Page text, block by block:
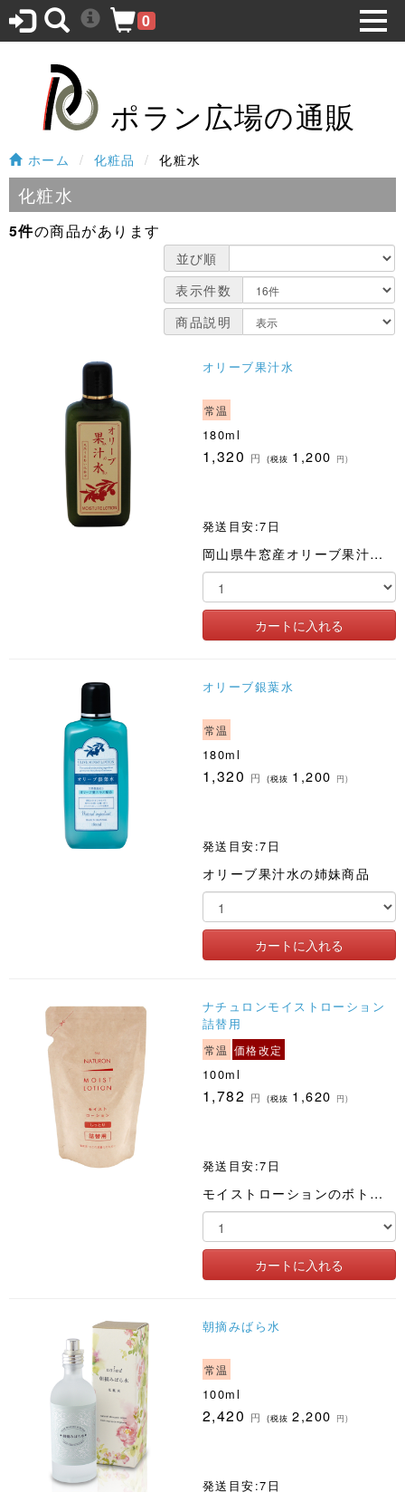
ポラン広場の通販
0
ホーム 化粧品 化粧水
化粧水
5件の商品があります
並び順
表示件数
商品説明
オリーブ果汁水
常温
180ml
1,320 円 (税抜 1,200 円)
発送目安:7日
岡山県牛窓産オリーブ果汁を配合した化粧水
オリーブ銀葉水
常温
180ml
1,320 円 (税抜 1,200 円)
発送目安:7日
オリーブ果汁水の姉妹商品
ナチュロンモイストローション
詰替用
常温 価格改定
100ml
1,782 円 (税抜 1,620 円)
発送目安:7日
モイストローションのボトルがくりかえし使える詰替用
朝摘みばら水
常温
100ml
2,420 円 (税抜2,200 円)
発送目安:7日